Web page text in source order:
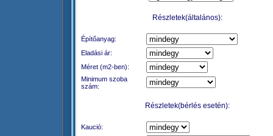
Részletek(általános):
Építőanyag:
Eladási ár:
Méret (m2-ben):
Minimum szoba
szám:
Részletek(bérlés esetén):
Kaució: